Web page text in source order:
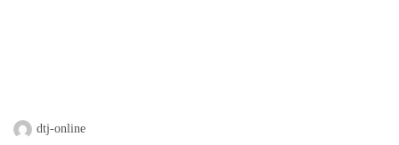
dtj-online